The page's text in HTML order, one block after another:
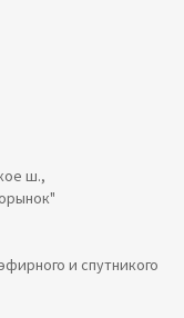
ш.,
и спутникого